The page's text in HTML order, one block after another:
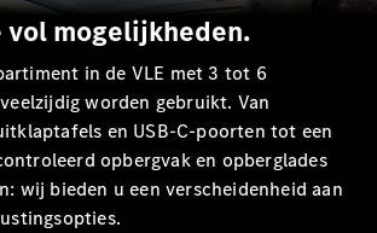
vol mogelijkheden.
in de VLE met 3 tot 6
worden gebruikt. Van
en USB-C-poorten tot een
opbergvak en opberglades
wij bieden u een verscheidenheid aan